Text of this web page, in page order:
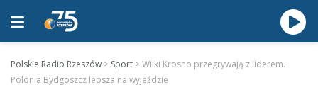
Polskie Radio Rzeszów > Sport >Wilki Krosno przegrywają z liderem.
Polonia Bydgoszcz lepsza na wyjeździe